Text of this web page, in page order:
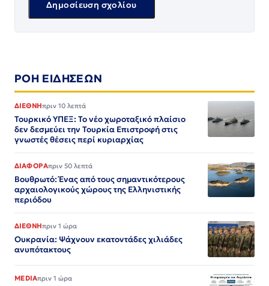
ΡΟΗ ΕΙΔΗΣΕΩΝ
ΔΙΕΘΝΗπριν 10 λεπτά
Τουρκικό ΥΠΕΞ: Το νέο χωροταξικό πλαίσιο
δεν δεσμεύει την Τουρκία Επιστροφή στις
γνωστές θέσεις περί κυριαρχίας
ΔΙΑΦΟΡΑπριν 50 λεπτά
Βουθρωτό: Ένας από τους σημαντικότερους
αρχαιολογικούς χώρους της Ελληνιστικής
περιόδου
ΔΙΕΘΝΗπριν 1 ώρα
Ουκρανία: Ψάχνουν εκατοντάδες χιλιάδες
ανυπότακτους
MEDIAπριν 1 ώρα